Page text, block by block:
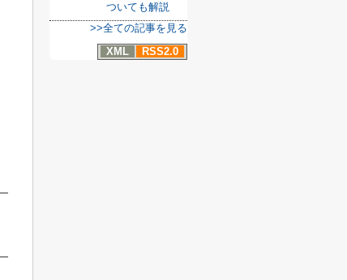
ついても解説
>>全ての記事を見る
XML
RSS2.0